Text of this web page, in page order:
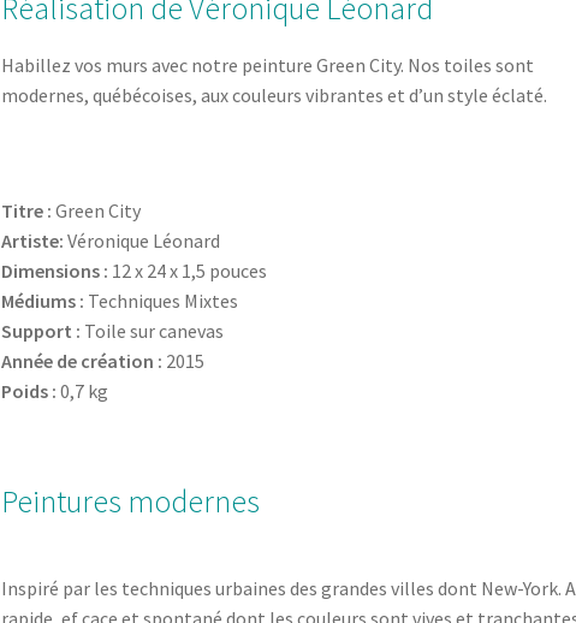
Réalisation de Véronique Léonard
Habillez vos murs avec notre peinture Green City. Nos toiles sont
modernes, québécoises, aux couleurs vibrantes et d’un style éclaté.
Titre : Green City
Artiste: Véronique Léonard
Dimensions : 12 x 24 x 1,5 pouces
Médiums : Techniques Mixtes
Support : Toile sur canevas
Année de création : 2015
Poids : 0,7 kg
Peintures modernes
Inspiré par les techniques urbaines des grandes villes dont New-York.
rapide, ef cace et spontané dont les couleurs sont vives et